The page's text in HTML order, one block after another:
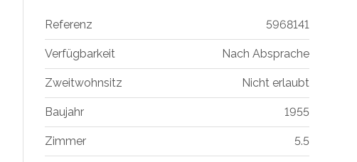
Referenz 5968141
Verfügbarkeit Nach Absprache
Zweitwohnsitz Nicht erlaubt
Baujahr 1955
Zimmer 5.5